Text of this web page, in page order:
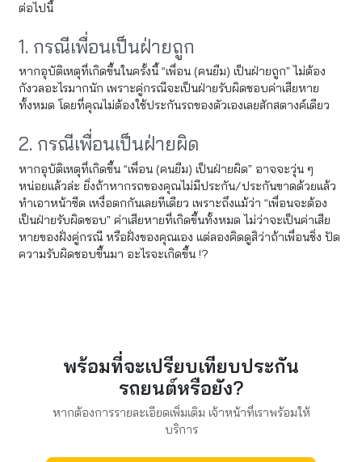
ต่อไปนี้
1. กรณีเพื่อนเป็นฝ่ายถูก
หากอุบัติเหตุที่เกิดขึ้นในครั้งนี้ “เพื่อน (คนยืม) เป็นฝ่ายถูก” ไม่ต้อง
กังวลอะไรมากนัก เพราะคู่กรณีจะเป็นฝ่ายรับผิดชอบค่าเสียหาย
ทั้งหมด โดยที่คุณไม่ต้องใช้ประกันรถของตัวเองเลยสักสตางค์เดียว
2. กรณีเพื่อนเป็นฝ่ายผิด
หากอุบัติเหตุที่เกิดขึ้น “เพื่อน (คนยืม) เป็นฝ่ายผิด” อาจจะวุ่น ๆ
หน่อยแล้วล่ะ ยิ่งถ้าหากรถของคุณไม่มีประกัน/ประกันขาดด้วยแล้ว
ทำเอาหน้าซีด เหงื่อตกกันเลยทีเดียว เพราะถึงแม้ว่า “เพื่อนจะต้อง
เป็นฝ่ายรับผิดชอบ” ค่าเสียหายที่เกิดขึ้นทั้งหมด ไม่ว่าจะเป็นค่าเสีย
หายของฝั่งคู่กรณี หรือฝั่งของคุณเอง แต่ลองคิดดูสิว่าถ้าเพื่อนชิ่ง ปัด
ความรับผิดชอบขึ้นมา อะไรจะเกิดขึ้น !?
พร้อมที่จะเปรียบเทียบประกัน
รถยนต์หรือยัง?
หากต้องการรายละเอียดเพิ่มเติม เจ้าหน้าที่เราพร้อมให้
บริการ